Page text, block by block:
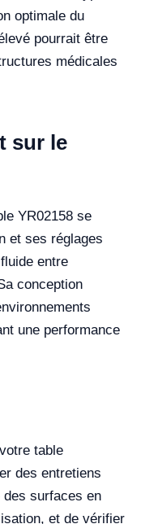
optimale du
pourrait être
médicales
sur le
YR02158 se
et ses réglages
entre
conception
une performance
table
des entretiens
des surfaces en
et de vérifier